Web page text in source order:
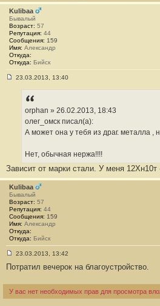
Kulibaa
Бывалый
Возраст: 57
Репутация: 44
Сообщения: 159
Имя: Александр
Откуда:
Откуда: Бийск
23.03.2013, 13:40
orphan » 26.02.2013, 18:43
олег_омск писал(а):
А может она у тебя из драг. металла ,
Нет, обычная нержа!!!!
Зависит от марки стали. У меня 12Хн10т
Kulibaa
Бывалый
Возраст: 57
Репутация: 44
Сообщения: 159
Имя: Александр
Откуда:
Откуда: Бийск
о
щ
е
23.03.2013, 13:42
Потратил вечерок на благоустройство.
У вас нет необходимых прав для просмотра